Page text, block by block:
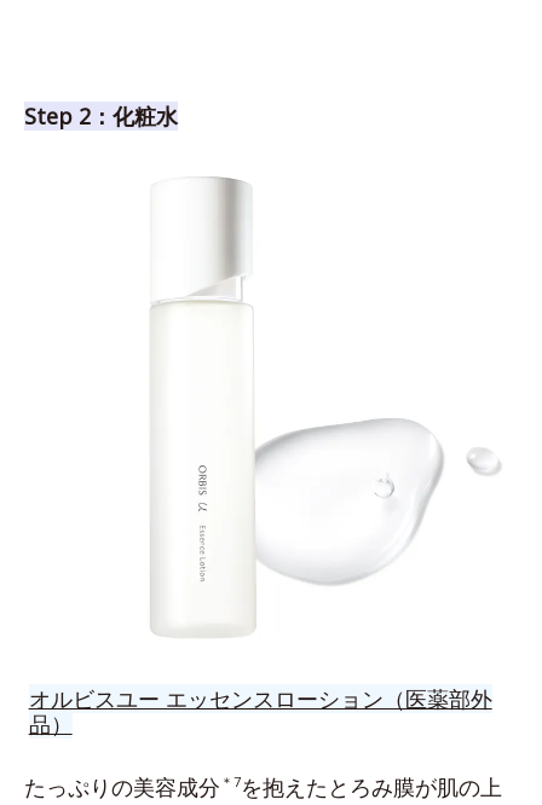
Step 2：化粧水
オルビスユー エッセンスローション（医薬部外
品）
たっぷりの美容成分 ＊7を抱えたとろみ膜が肌の上